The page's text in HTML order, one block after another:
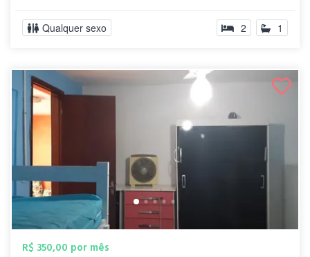
Qualquer sexo 2 1
R$ 350,00 por mês